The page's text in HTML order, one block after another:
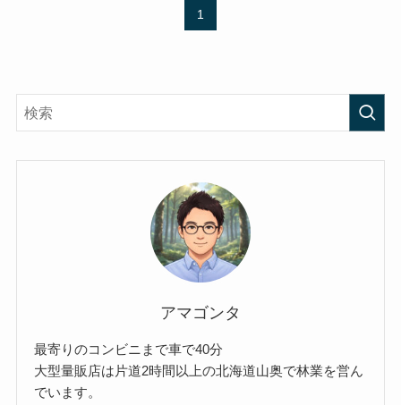
1
アマゴンタ
最寄りのコンビニまで車で40分
大型量販店は片道2時間以上の北海道山奥で林業を営ん
でいます。